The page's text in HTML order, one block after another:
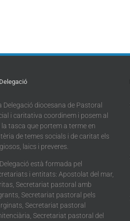
Delegació diocesana de Pastoral
i caritativa coordinem i posem al
la tasca que portem a terme en
de temes socials i de caritat els
laics i preveres.
està formada pel
i entitats: Apostolat del mar,
Secretariat pastoral amb
Secretariat pastoral pels
Secretariat pastoral
Secretariat pastoral del